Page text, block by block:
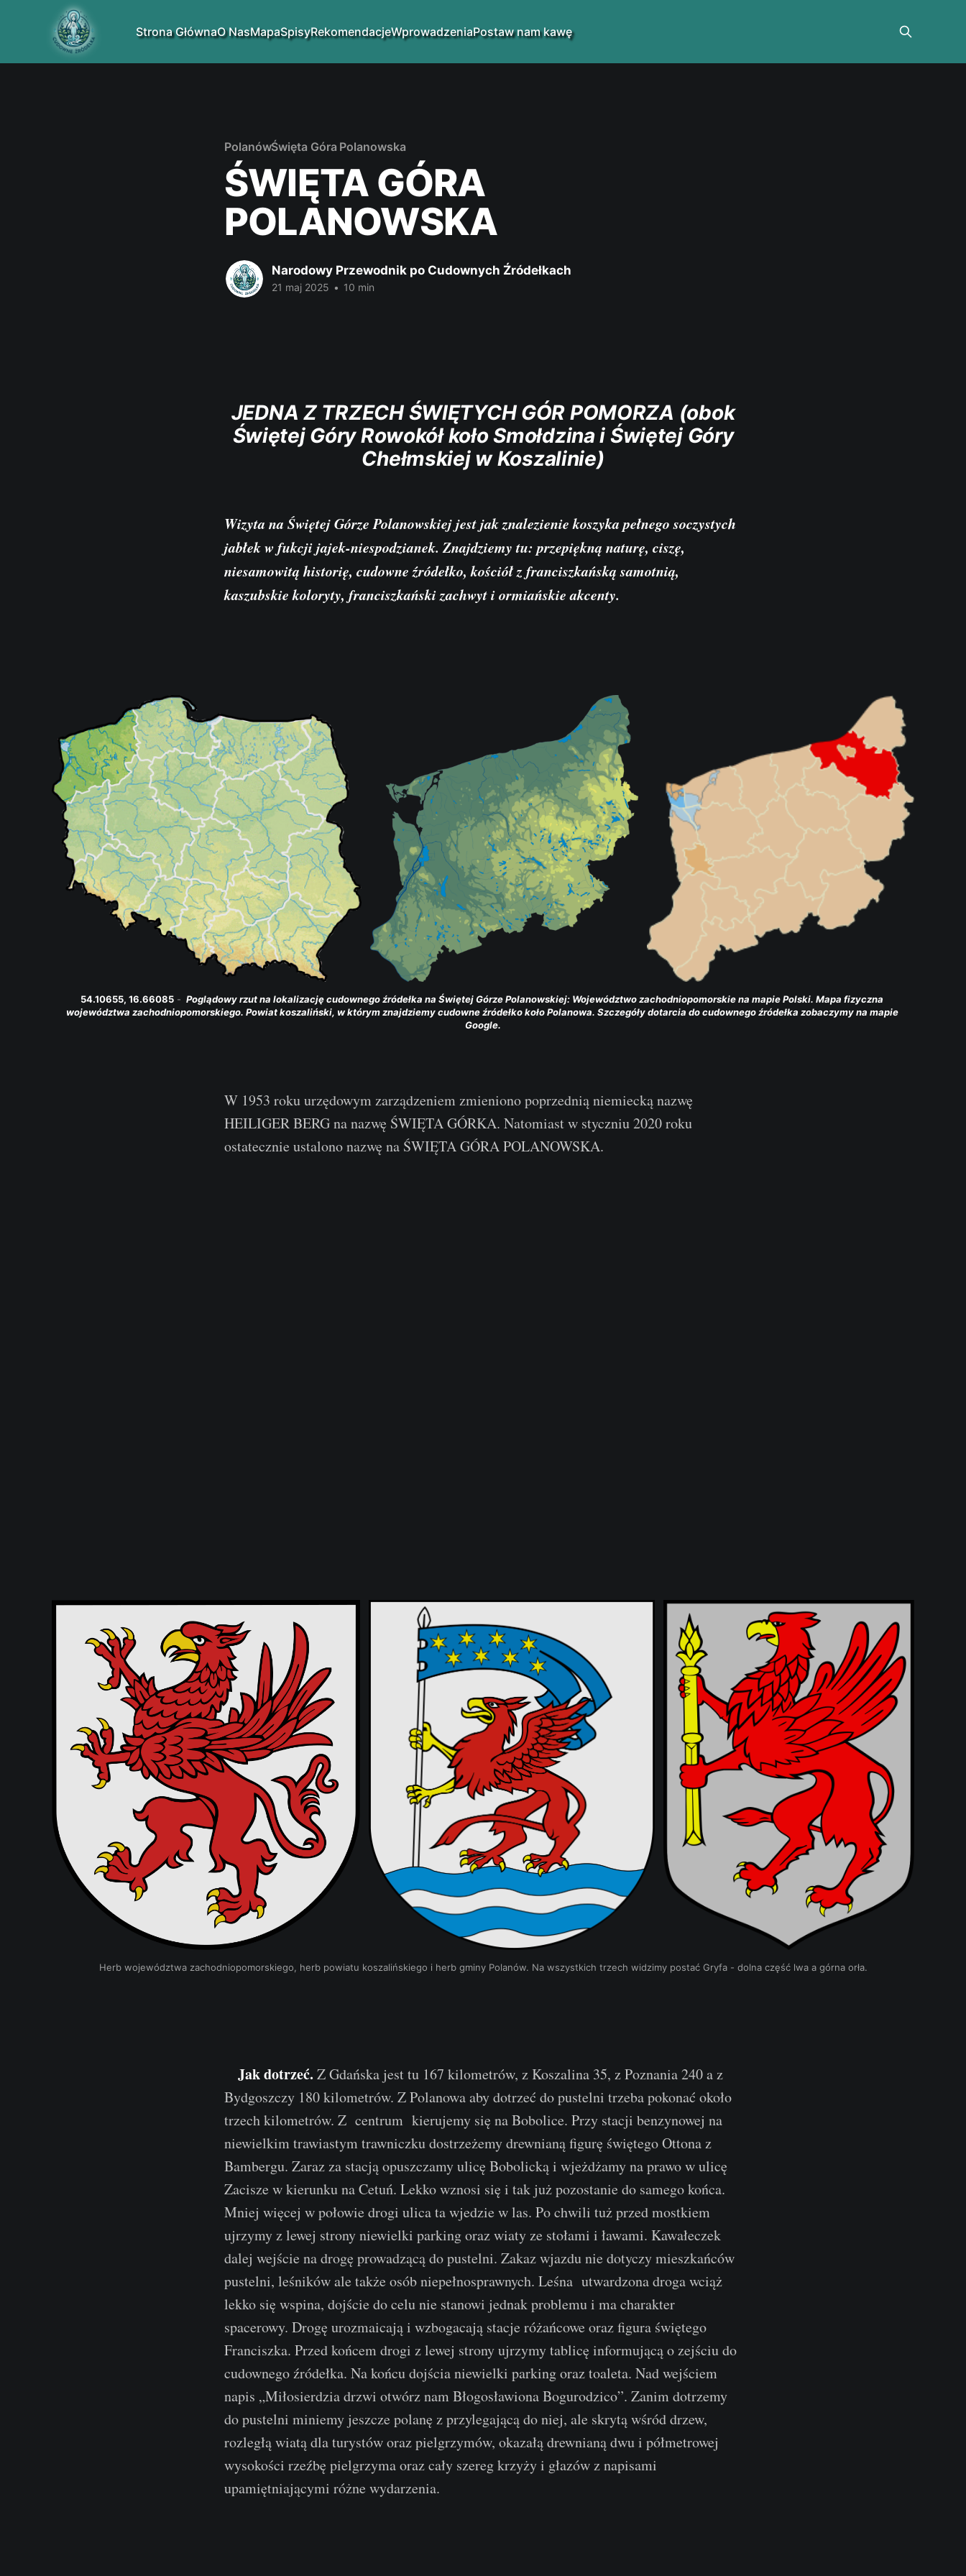
Strona GłównaO NasMapaSpisyRekomendacjeWprowadzeniaPostaw nam kawę
PolanówŚwięta Góra Polanowska
ŚWIĘTA GÓRA
POLANOWSKA
Narodowy Przewodnik po Cudownych Źródełkach
21 maj 2025 • 10 min
JEDNA Z TRZECH ŚWIĘTYCH GÓR POMORZA (obok
Świętej Góry Rowokół koło Smołdzina i Świętej Góry
Chełmskiej w Koszalinie)
Wizyta na Świętej Górze Polanowskiej jest jak znalezienie koszyka pełnego soczystych
jabłek w fukcji jajek-niespodzianek. Znajdziemy tu: przepiękną naturę, ciszę,
niesamowitą historię, cudowne źródełko, kościół z franciszkańską samotnią,
kaszubskie koloryty, franciszkański zachwyt i ormiańskie akcenty.
54.10655, 16.66085 - Poglądowy rzut na lokalizację cudownego źródełka na Świętej Górze Polanowskiej: Województwo zachodniopomorskie na mapie Polski. Mapa fizyczna
województwa zachodniopomorskiego. Powiat koszaliński, w którym znajdziemy cudowne źródełko koło Polanowa. Szczegóły dotarcia do cudownego źródełka zobaczymy na mapie
Google.
W 1953 roku urzędowym zarządzeniem zmieniono poprzednią niemiecką nazwę
HEILIGER BERG na nazwę ŚWIĘTA GÓRKA. Natomiast w styczniu 2020 roku
ostatecznie ustalono nazwę na ŚWIĘTA GÓRA POLANOWSKA.
Herb województwa zachodniopomorskiego, herb powiatu koszalińskiego i herb gminy Polanów. Na wszystkich trzech widzimy postać Gryfa - dolna część lwa a górna orła.
Jak dotrzeć. Z Gdańska jest tu 167 kilometrów, z Koszalina 35, z Poznania 240 a z
Bydgoszczy 180 kilometrów. Z Polanowa aby dotrzeć do pustelni trzeba pokonać około
trzech kilometrów. Z centrum kierujemy się na Bobolice. Przy stacji benzynowej na
niewielkim trawiastym trawniczku dostrzeżemy drewnianą figurę świętego Ottona z
Bambergu. Zaraz za stacją opuszczamy ulicę Bobolicką i wjeżdżamy na prawo w ulicę
Zacisze w kierunku na Cetuń. Lekko wznosi się i tak już pozostanie do samego końca.
Mniej więcej w połowie drogi ulica ta wjedzie w las. Po chwili tuż przed mostkiem
ujrzymy z lewej strony niewielki parking oraz wiaty ze stołami i ławami. Kawałeczek
dalej wejście na drogę prowadzącą do pustelni. Zakaz wjazdu nie dotyczy mieszkańców
pustelni, leśników ale także osób niepełnosprawnych. Leśna utwardzona droga wciąż
lekko się wspina, dojście do celu nie stanowi jednak problemu i ma charakter
spacerowy. Drogę urozmaicają i wzbogacają stacje różańcowe oraz figura świętego
Franciszka. Przed końcem drogi z lewej strony ujrzymy tablicę informującą o zejściu do
cudownego źródełka. Na końcu dojścia niewielki parking oraz toaleta. Nad wejściem
napis „Miłosierdzia drzwi otwórz nam Błogosławiona Bogurodzico”. Zanim dotrzemy
do pustelni miniemy jeszcze polanę z przylegającą do niej, ale skrytą wśród drzew,
rozległą wiatą dla turystów oraz pielgrzymów, okazałą drewnianą dwu i półmetrowej
wysokości rzeźbę pielgrzyma oraz cały szereg krzyży i głazów z napisami
upamiętniającymi różne wydarzenia.